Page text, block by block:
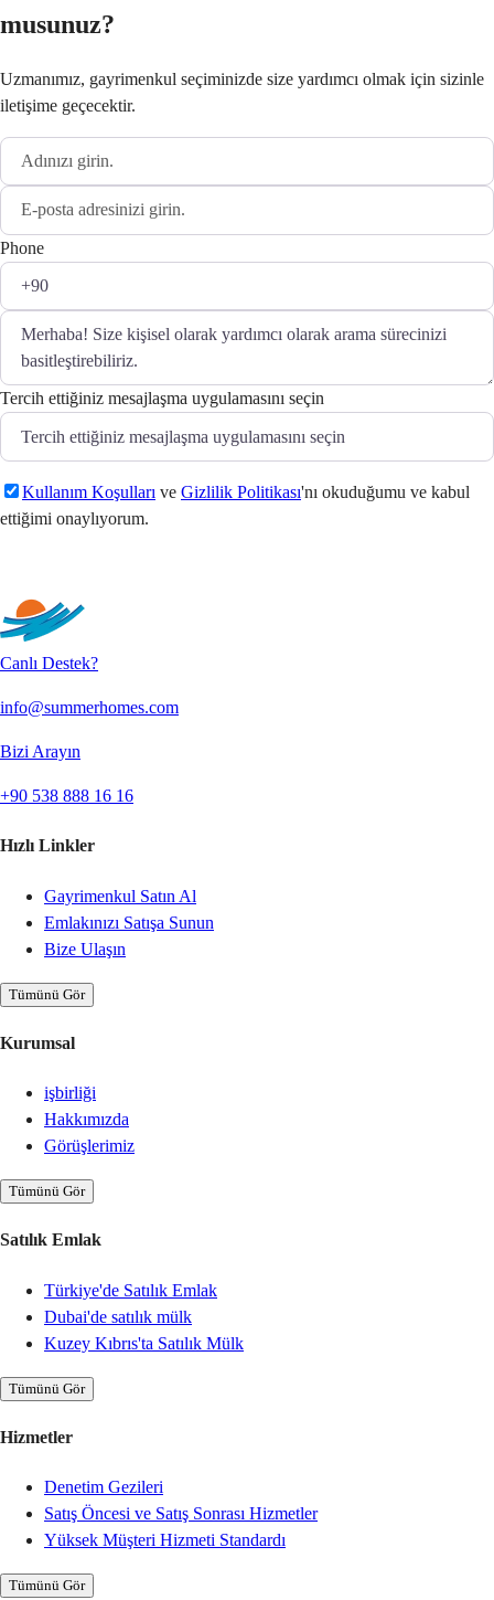
musunuz?
Uzmanımız, gayrimenkul seçiminizde size yardımcı olmak için sizinle
iletişime geçecektir.
Phone
Tercih ettiğiniz mesajlaşma uygulamasını seçin
Kullanım Koşulları ve Gizlilik Politikası'nı okuduğumu ve kabul
ettiğimi onaylıyorum.
Canlı Destek?
info@summerhomes.com
Bizi Arayın
+90 538 888 16 16
Hızlı Linkler
Gayrimenkul Satın Al
Emlakınızı Satışa Sunun
Bize Ulaşın
Tümünü Gör
Kurumsal
işbirliği
Hakkımızda
Görüşlerimiz
Tümünü Gör
Satılık Emlak
Türkiye'de Satılık Emlak
Dubai'de satılık mülk
Kuzey Kıbrıs'ta Satılık Mülk
Tümünü Gör
Hizmetler
Denetim Gezileri
Satış Öncesi ve Satış Sonrası Hizmetler
Yüksek Müşteri Hizmeti Standardı
Tümünü Gör